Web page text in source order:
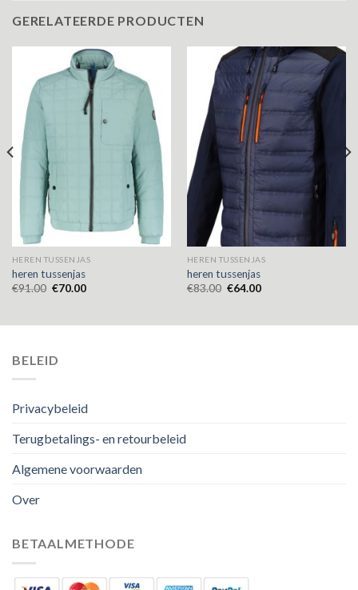
GERELATEERDE PRODUCTEN
HEREN TUSSENJAS
heren tussenjas
€91.00 €70.00
HEREN TUSSENJAS
heren tussenjas
€83.00 €64.00
BELEID
Privacybeleid
Terugbetalings- en retourbeleid
Algemene voorwaarden
Over
BETAALMETHODE